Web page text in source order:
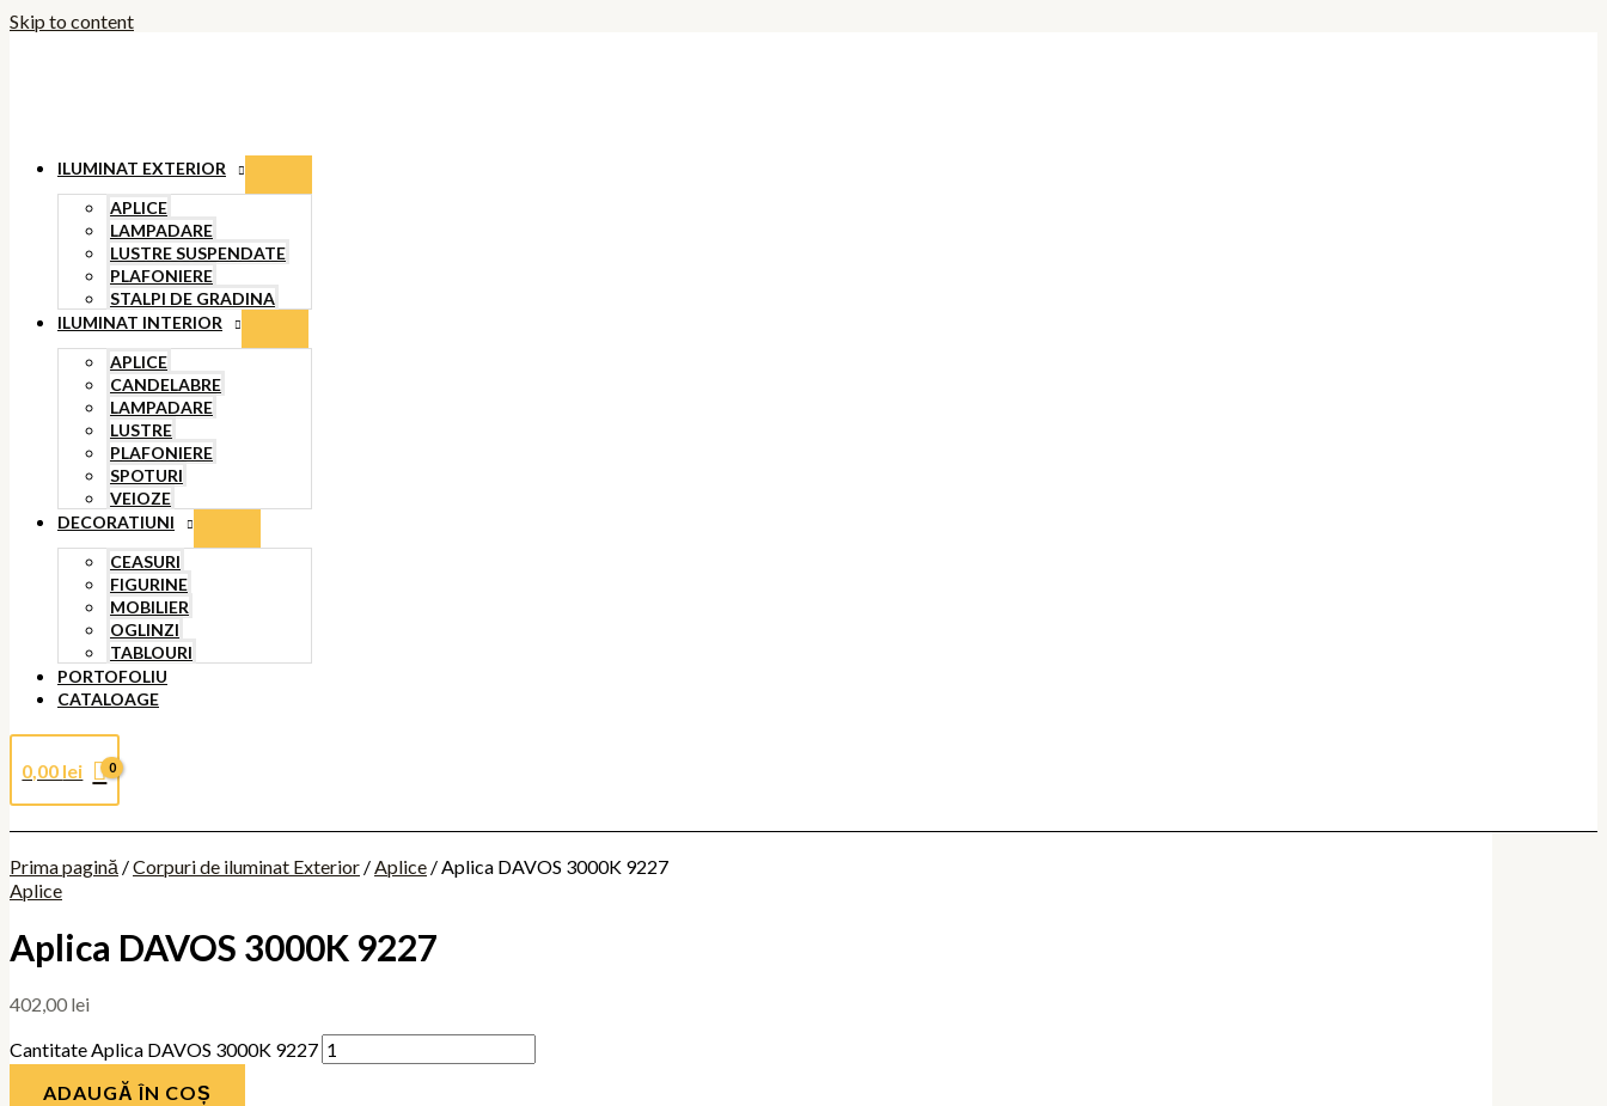
Skip to content
ILUMINAT EXTERIOR
APLICE
LAMPADARE
LUSTRE SUSPENDATE
PLAFONIERE
STALPI DE GRADINA
ILUMINAT INTERIOR
APLICE
CANDELABRE
LAMPADARE
LUSTRE
PLAFONIERE
SPOTURI
VEIOZE
DECORATIUNI
CEASURI
FIGURINE
MOBILIER
OGLINZI
TABLOURI
PORTOFOLIU
CATALOAGE
0,00 lei
Prima pagină /Corpuri de iluminat Exterior /Aplice / Aplica DAVOS 3000K 9227
Aplice
Aplica DAVOS 3000K 9227
402,00 lei
Cantitate Aplica DAVOS 3000K 9227
ADAUGĂ ÎN COȘ